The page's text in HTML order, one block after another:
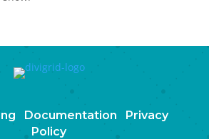
Documentation
Privacy
Policy